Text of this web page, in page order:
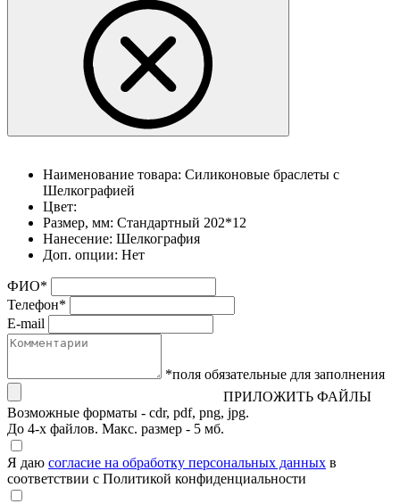
Наименование товара: Силиконовые браслеты с
Шелкографией
Цвет:
Размер, мм: Стандартный 202*12
Нанесение: Шелкография
Доп. опции: Нет
ФИО*
Телефон*
E-mail
*поля обязательные для заполнения
ПРИЛОЖИТЬ ФАЙЛЫ
Возможные форматы - cdr, pdf, png, jpg.
До 4-х файлов. Макс. размер - 5 мб.
Я даю согласие на обработку персональных данных в
соответствии с Политикой конфиденциальности